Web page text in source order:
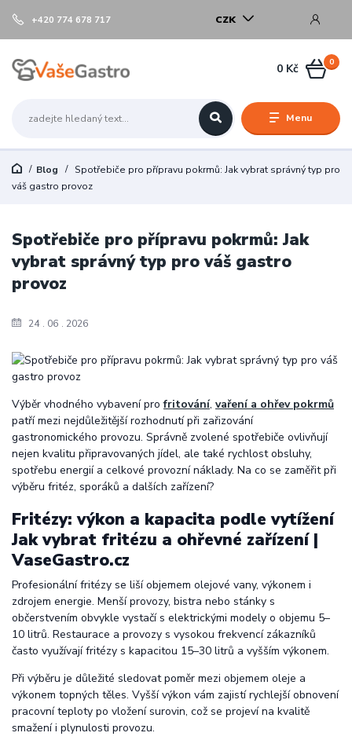
Menu
CZK
+420 774 678 717
0
0 Kč
Blog
Spotřebiče pro přípravu pokrmů: Jak vybrat správný typ pro
váš gastro provoz
24 06 2026
Spotřebiče pro přípravu pokrmů: Jak
vybrat správný typ pro váš gastro
provoz
Výběr vhodného vybavení profritování, vaření a ohřev pokrmů
patří mezi nejdůležitější rozhodnutí při zařizování
gastronomického provozu. Správně zvolené spotřebiče ovlivňují
nejen kvalitu připravovaných jídel, ale také rychlost obsluhy,
spotřebu energií a celkové provozní náklady. Na co se zaměřit při
výběru fritéz, sporáků a dalších zařízení?
Fritézy: výkon a kapacita podle vytížení
Jak vybrat fritézu a ohřevné zařízení |
VaseGastro.cz
Profesionální fritézy se liší objemem olejové vany, výkonem i
zdrojem energie. Menší provozy, bistra nebo stánky s
občerstvením obvykle vystačí s elektrickými modely o objemu 5–
10 litrů. Restaurace a provozy s vysokou frekvencí zákazníků
často využívají fritézy s kapacitou 15–30 litrů a vyšším výkonem.
Při výběru je důležité sledovat poměr mezi objemem oleje a
výkonem topných těles. Vyšší výkon vám zajistí rychlejší obnovení
pracovní teploty po vložení surovin, což se projeví na kvalitě
smažení i plynulosti provozu.